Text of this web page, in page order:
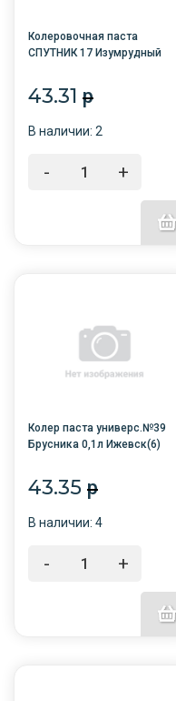
Колеровочная паста
СПУТНИК 17 Изумрудный
43.31 p
В наличии: 2
- +
Колер паста универс.№39
Брусника 0,1л Ижевск(6)
43.35 p
В наличии: 4
- +